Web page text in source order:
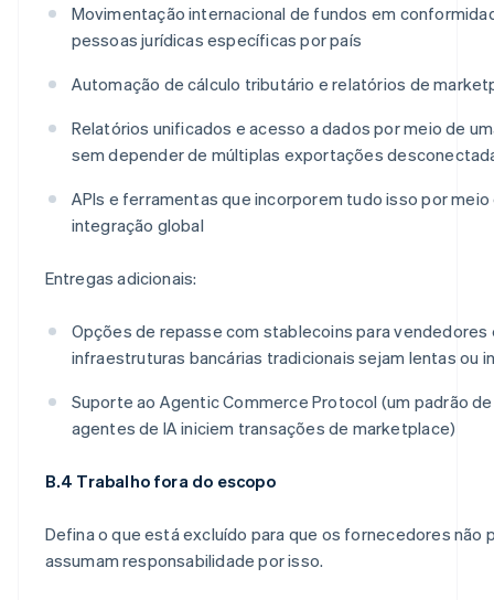
Movimentação internacional de fundos em
pessoas jurídicas específicas por país
Automação de cálculo tributário e relatórios de
Relatórios unificados e acesso a dados por meio de
sem depender de múltiplas exportações
APIs e ferramentas que incorporem tudo isso por meio
integração global
Entregas adicionais:
Opções de repasse com stablecoins para vendedores
infraestruturas bancárias tradicionais sejam lentas ou
Suporte ao Agentic Commerce Protocol (um padrão
agentes de IA iniciem transações de marketplace)
B.4 Trabalho fora do escopo
Defina o que está excluído para que os fornecedores não
assumam responsabilidade por isso.